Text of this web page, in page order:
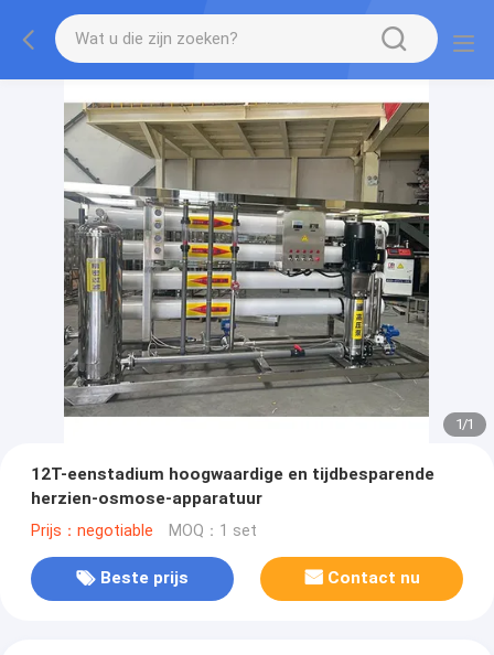
1/1
12T-eenstadium hoogwaardige en tijdbesparende
herzien-osmose-apparatuur
Prijs：negotiable MOQ：1 set
Beste prijs Contact nu